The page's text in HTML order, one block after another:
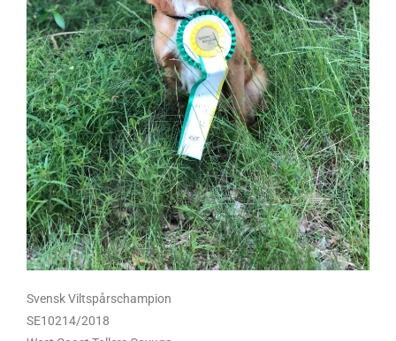
Svensk Viltspårschampion
SE10214/2018